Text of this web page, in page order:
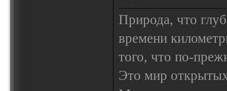
Природа, что
времени
того, что по-
Это мир